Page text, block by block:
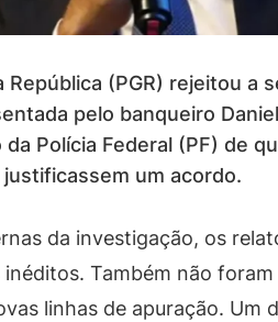
República (PGR) rejeitou a
pelo banqueiro
Polícia Federal (PF) de
um acordo.
da investigação, os
Também não
linhas de apuração. Um